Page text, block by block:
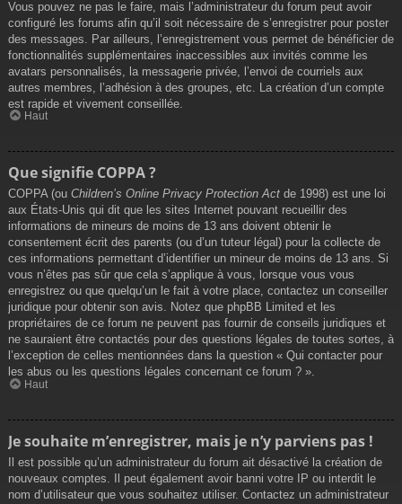
Vous pouvez ne pas le faire, mais l’administrateur du forum peut avoir
configuré les forums afin qu’il soit nécessaire de s’enregistrer pour poster
des messages. Par ailleurs, l’enregistrement vous permet de bénéficier de
fonctionnalités supplémentaires inaccessibles aux invités comme les
avatars personnalisés, la messagerie privée, l’envoi de courriels aux
autres membres, l’adhésion à des groupes, etc. La création d’un compte
est rapide et vivement conseillée.
Haut
Que signifie COPPA ?
COPPA (ou Children’s Online Privacy Protection Act de 1998) est une loi
aux États-Unis qui dit que les sites Internet pouvant recueillir des
informations de mineurs de moins de 13 ans doivent obtenir le
consentement écrit des parents (ou d’un tuteur légal) pour la collecte de
ces informations permettant d’identifier un mineur de moins de 13 ans. Si
vous n’êtes pas sûr que cela s’applique à vous, lorsque vous vous
enregistrez ou que quelqu’un le fait à votre place, contactez un conseiller
juridique pour obtenir son avis. Notez que phpBB Limited et les
propriétaires de ce forum ne peuvent pas fournir de conseils juridiques et
ne sauraient être contactés pour des questions légales de toutes sortes, à
l’exception de celles mentionnées dans la question « Qui contacter pour
les abus ou les questions légales concernant ce forum ? ».
Haut
Je souhaite m’enregistrer, mais je n’y parviens pas !
Il est possible qu’un administrateur du forum ait désactivé la création de
nouveaux comptes. Il peut également avoir banni votre IP ou interdit le
nom d’utilisateur que vous souhaitez utiliser. Contactez un administrateur